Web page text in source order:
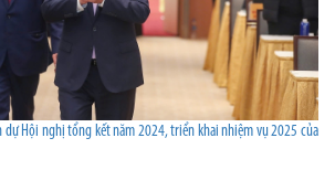
dự Hội nghị tổng kết năm 2024, triển khai nhiệm vụ 2025 của